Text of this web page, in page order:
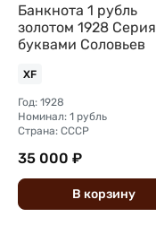
Банкнота 1 рубль
золотом 1928 Серия
буквами Соловьев
XF
Год: 1928
Номинал: 1 рубль
Страна: СССР
35 000 ₽
В корзину